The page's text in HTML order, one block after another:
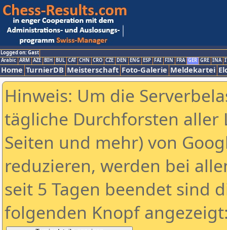
Logged on: Gast
Arabic ARM AZE BIH BUL CAT CHN CRO CZE DEN ENG ESP FAI FIN FRA GER GRE INA
Home TurnierDB Meisterschaft Foto-Galerie Meldekartei
Hinweis: Um die
tägliche Durchforsten aller
Seiten und mehr) von
reduzieren, werden bei
seit 5 Tagen beendet sind
folgenden Knopf